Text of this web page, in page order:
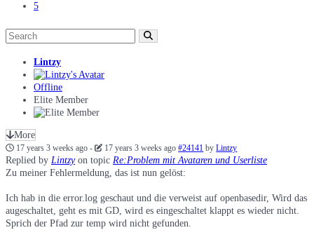
5
Lintzy
Offline
Elite Member
More
17 years 3 weeks ago- 17 years 3 weeks ago #24141 byLintzy
Replied by Lintzyon topic Re:Problem mit Avataren und Userliste
Zu meiner Fehlermeldung, das ist nun gelöst:
Ich hab in die error.log geschaut und die verweist auf openbasedir, Wird das
augeschaltet, geht es mit GD, wird es eingeschaltet klappt es wieder nicht.
Sprich der Pfad zur temp wird nicht gefunden.